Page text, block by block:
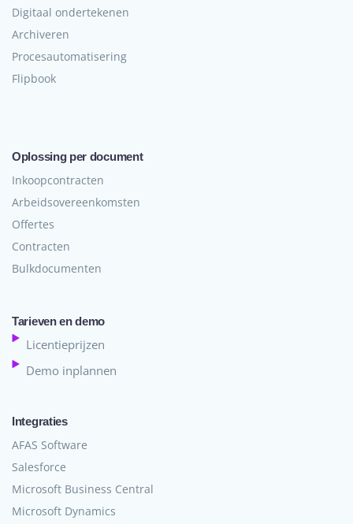
Digitaal ondertekenen
Archiveren
Procesautomatisering
Flipbook
Oplossing per document
Inkoopcontracten
Arbeidsovereenkomsten
Offertes
Contracten
Bulkdocumenten
Tarieven en demo
Licentieprijzen
Demo inplannen
Integraties
AFAS Software
Salesforce
Microsoft Business Central
Microsoft Dynamics